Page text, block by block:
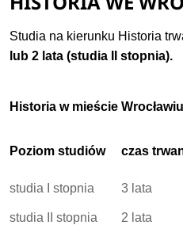
Studia na kierunku Historia
lub 2 lata (studia II stopnia).
Historia w mieście
Poziom studiów czas
studia I stopnia 3 lata
studia II stopnia 2 lata